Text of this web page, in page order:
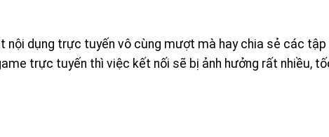
nội dụng trực tuyến vô cùng mượt mà hay chia sẻ các tập
trực tuyến thì việc kết nối sẽ bị ảnh hưởng rất nhiều,